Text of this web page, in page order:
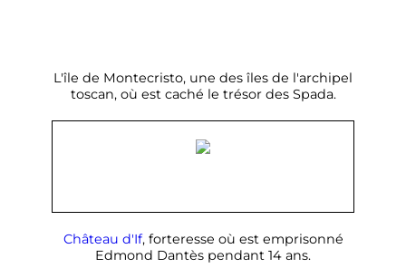
L'île de Montecristo, une des îles de l'archipel
toscan, où est caché le trésor des Spada.
Château d'If, forteresse où est emprisonné
Edmond Dantès pendant 14 ans.